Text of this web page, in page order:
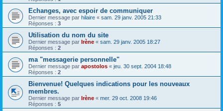
Echanges, avec espoir de communiquer
Dernier message par hilaire « sam. 29 janv. 2005 21:33
Réponses : 3
Utilisation du nom du site
Dernier message par Irène « sam. 29 janv. 2005 18:27
Réponses : 2
ma "messagerie personnelle"
Dernier message par apostolos « jeu. 30 sept. 2004 18:48
Réponses : 2
Bienvenue! Quelques indications pour les nouveaux
membres.
Dernier message par Irène « mer. 29 oct. 2008 19:46
Réponses : 5